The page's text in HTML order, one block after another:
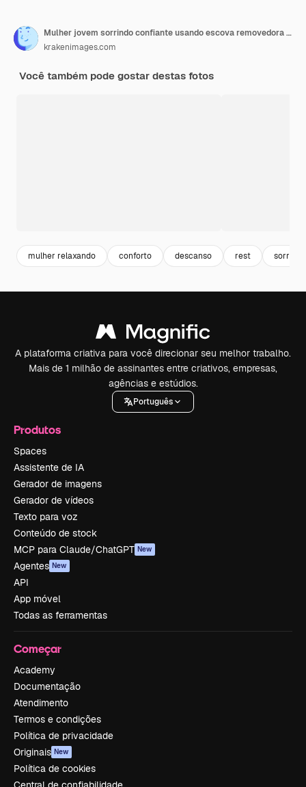
Mulher jovem sorrindo confiante usando escova removedora de pêlos de animais em casa
krakenimages.com
Você também pode gostar destas fotos
mulher relaxando conforto descanso rest sorriso
A plataforma criativa para você direcionar seu melhor trabalho.
Mais de 1 milhão de assinantes entre criativos, empresas,
agências e estúdios.
Português
Produtos
Spaces
Assistente de IA
Gerador de imagens
Gerador de vídeos
Texto para voz
Conteúdo de stock
MCP para Claude/ChatGPT New
Agentes New
API
App móvel
Todas as ferramentas
Começar
Academy
Documentação
Atendimento
Termos e condições
Política de privacidade
Originais New
Política de cookies